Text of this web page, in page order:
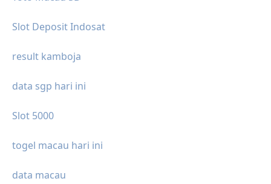
Slot Deposit Indosat
result kamboja
data sgp hari ini
Slot 5000
togel macau hari ini
data macau